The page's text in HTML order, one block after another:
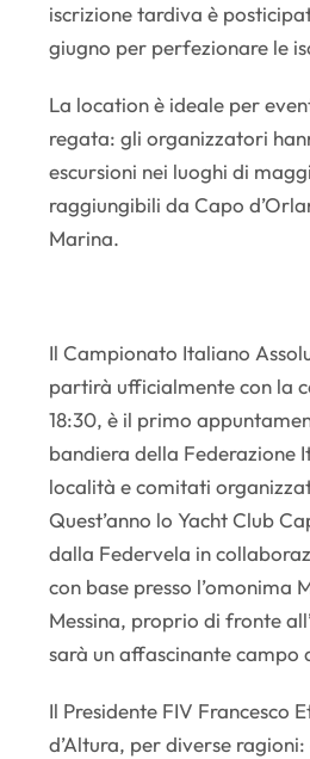
iscrizione tardiva è
giugno per perfezionare le
La location è ideale per
regata: gli organizzatori
escursioni nei luoghi di
raggiungibili da Capo
Marina.
Il Campionato Italiano
partirà ufficialmente con la
18:30, è il primo
bandiera della Federazione
località e comitati
Quest’anno lo Yacht Club
dalla Federvela in
con base presso l’omonima
Messina, proprio di fronte
sarà un affascinante campo
Il Presidente FIV Francesco
d’Altura, per diverse